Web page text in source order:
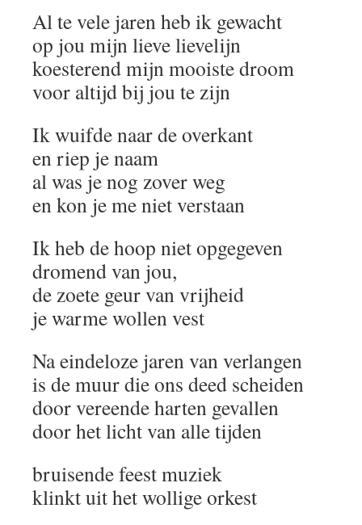
Al te vele jaren heb ik gewacht
op jou mijn lieve lievelijn
koesterend mijn mooiste droom
voor altijd bij jou te zijn
Ik wuifde naar de overkant
en riep je naam
al was je nog zover weg
en kon je me niet verstaan
Ik heb de hoop niet opgegeven
dromend van jou,
de zoete geur van vrijheid
je warme wollen vest
Na eindeloze jaren van verlangen
is de muur die ons deed scheiden
door vereende harten gevallen
door het licht van alle tijden
bruisende feest muziek
klinkt uit het wollige orkest